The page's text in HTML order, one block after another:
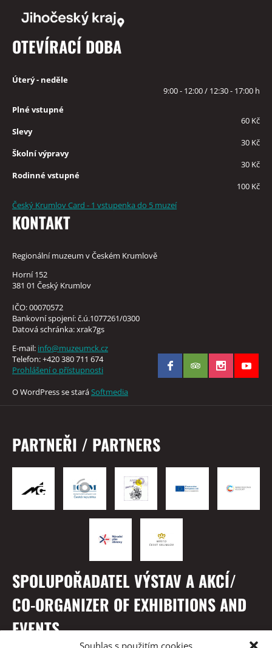
Souhlas s použitím cookies
OTEVÍRACÍ DOBA
Úterý - neděle
9:00 - 12:00 / 12:30 - 17:00 h
Plné vstupné
60 Kč
Slevy
30 Kč
Školní výpravy
30 Kč
Rodinné vstupné
100 Kč
Český Krumlov Card - 1 vstupenka do 5 muzeí
KONTAKT
Regionální muzeum v Českém Krumlově
Horní 152
381 01 Český Krumlov
IČO: 00070572
Bankovní spojení: č.ú.1077261/0300
Datová schránka: xrak7gs
E-mail: info@muzeumck.cz
Telefon: +420 380 711 674
Prohlášení o přístupnosti
O WordPress se staráSoftmedia
PARTNEŘI / PARTNERS
SPOLUPOŘADATEL VÝSTAV A AKCÍ/
CO-ORGANIZER OF EXHIBITIONS AND
EVENTS